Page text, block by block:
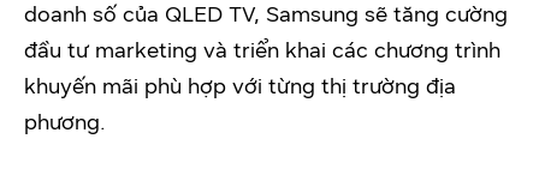
doanh số của QLED TV, Samsung sẽ tăng cường
đầu tư marketing và triển khai các chương trình
khuyến mãi phù hợp với từng thị trường địa
phương.